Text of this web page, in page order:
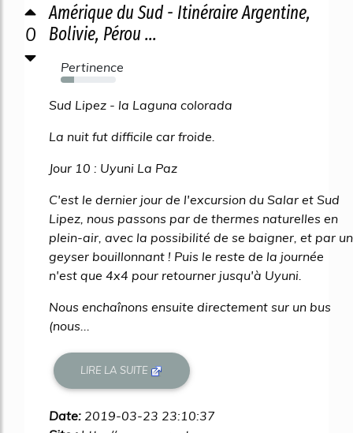
0
Amérique du Sud - Itinéraire Argentine,
Bolivie, Pérou ...
Pertinence
24%
Sud Lipez - la Laguna colorada
La nuit fut difficile car froide.
Jour 10 : Uyuni La Paz
C'est le dernier jour de l'excursion du Salar et Sud
Lipez, nous passons par de thermes naturelles en
plein-air, avec la possibilité de se baigner, et par un
geyser bouillonnant ! Puis le reste de la journée
n'est que 4x4 pour retourner jusqu'à Uyuni.
Nous enchaînons ensuite directement sur un bus
(nous...
LIRE LA SUITE
Date: 2019-03-23 23:10:37